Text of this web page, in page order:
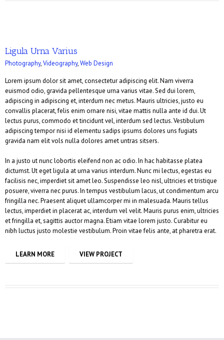
Ligula Urna Varius
Photography,Videography,Web Design
Lorem ipsum dolor sit amet, consectetur adipiscing elit. Nam viverra
euismod odio, gravida pellentesque urna varius vitae. Sed dui lorem,
adipiscing in adipiscing et, interdum nec metus. Mauris ultricies, justo eu
convallis placerat, felis enim ornare nisi, vitae mattis nulla ante id dui. Ut
lectus purus, commodo et tincidunt vel, interdum sed lectus. Vestibulum
adipiscing tempor nisi id elementu sadips ipsums dolores uns fugiats
gravida nam elit vols nulla dolores amet untras sitsers.
In a justo ut nunc lobortis eleifend non ac odio. In hac habitasse platea
dictumst. Ut eget ligula at urna varius interdum. Nunc mi lectus, egestas eu
facilisis nec, imperdiet sit amet leo. Suspendisse leo nisl, ultricies et tristique
posuere, viverra nec purus. In tempus vestibulum lacus, ut condimentum arcu
fringilla nec. Praesent aliquet ullamcorper mi in malesuada. Mauris tellus
lectus, imperdiet in placerat ac, interdum vel velit. Mauris purus enim, ultricies
et fringilla et, sagittis auctor magna. Etiam vitae lorem justo. Curabitur eu
nibh luctus justo molestie vestibulum. Proin vitae felis ante, at pharetra erat.
LEARN MORE VIEW PROJECT